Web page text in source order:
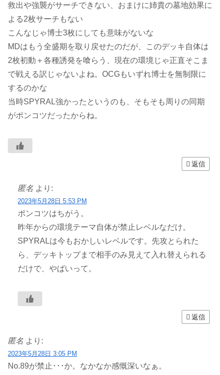
救出や強襲がサーチできない、おまけに姉貴の墓地効果に
よる2枚サーチもない
こんなじゃ博士3枚にしても意味がないな
MDはもう全盛期を取り戻せたのだが、このデッキ自体は
2枚初動＋各種誘発を喰らう、現在の環境じゃ正直そこま
で戦える訳じゃないよね。OCGもいずれ博士を無制限に
するのかな
当時SPYRAL強かったというのも、そもそも周りの同期
がポンコツだったからね。
返信
匿名 より:
2023年5月28日 5:53 PM
ポンコツはちがう。
昨年からの環境テーマ自体が禁止レベルなだけ。
SPYRALは今もおかしいレベルです。先攻とられた
ら、デッキトップまで相手のみ見えて入れ替えられる
だけで、やばいって。
返信
匿名 より:
2023年5月28日 3:05 PM
No.89が禁止･･･か。なかなか感慨深いなぁ。